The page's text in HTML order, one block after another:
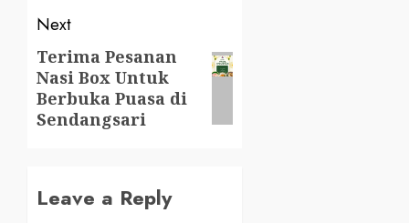
Next
Next
post:
Terima Pesanan
Nasi Box Untuk
Berbuka Puasa di
Sendangsari
Leave a Reply